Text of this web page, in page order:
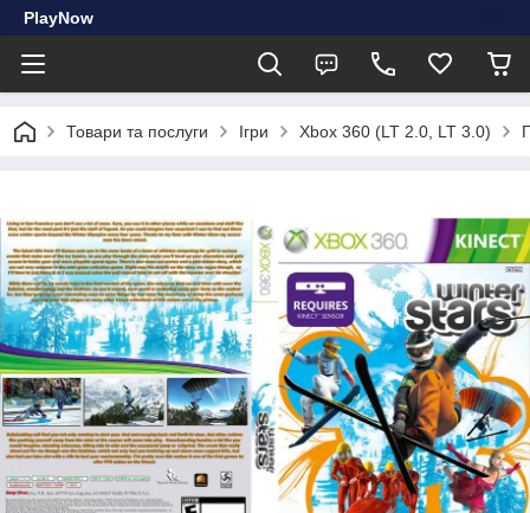
PlayNow
Товари та послуги Ігри Xbox 360 (LT 2.0, LT 3.0)